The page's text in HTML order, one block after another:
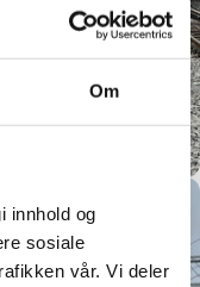
Om
innhold og
sosiale
vår. Vi deler